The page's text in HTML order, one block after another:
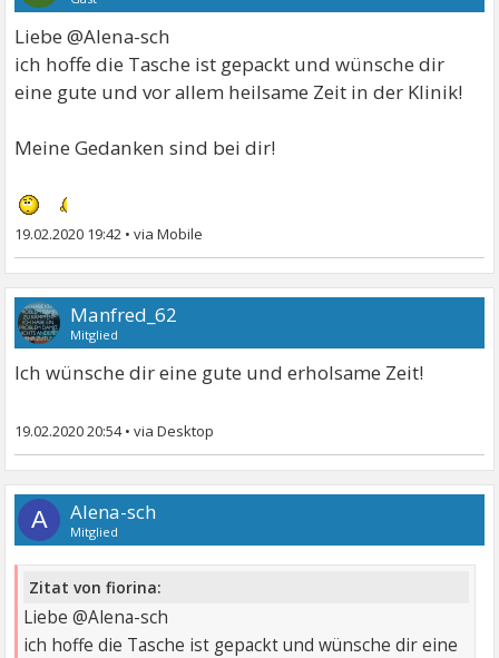
Liebe @Alena-sch
ich hoffe die Tasche ist gepackt und wünsche dir
eine gute und vor allem heilsame Zeit in der Klinik!
Meine Gedanken sind bei dir!
19.02.2020 19:42 •
Manfred_62
Mitglied
Ich wünsche dir eine gute und erholsame Zeit!
19.02.2020 20:54•
A Alena-sch
Mitglied
Zitat von fiorina:
Liebe @Alena-sch
ich hoffe die Tasche ist gepackt und wünsche dir eine